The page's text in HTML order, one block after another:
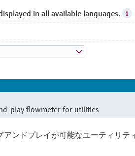
in all available languages.
play flowmeter for utilities
アンドプレイが可能なユーティリテ